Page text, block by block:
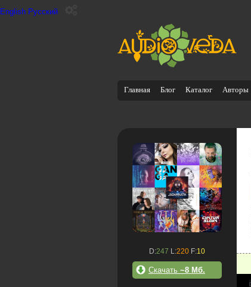
English Русский
Главная Блог Каталог Авторы
D:247 L:220 F:10
Скачать ~8 Мб.